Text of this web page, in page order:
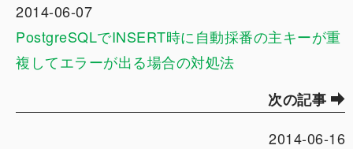
2014-06-07
PostgreSQLでINSERT時に自動採番の主キーが重
複してエラーが出る場合の対処法
次の記事
2014-06-16